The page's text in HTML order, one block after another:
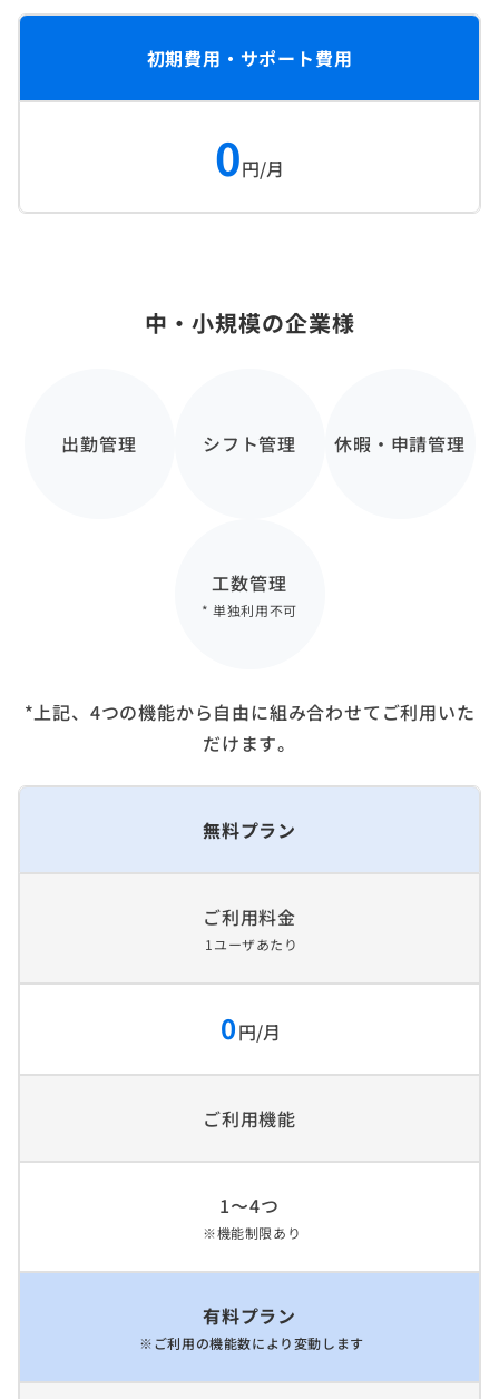
初期費用・サポート費用
0円/月
中・小規模の企業様
出勤管理 シフト管理 休暇・申請管理
工数管理
* 単独利用不可
*上記、4つの機能から自由に組み合わせてご利用いた
だけます。
無料プラン
ご利用料金
1ユーザあたり
0円/月
ご利用機能
1〜4つ
機能制限あり
有料プラン
ご利用の機能数により変動します